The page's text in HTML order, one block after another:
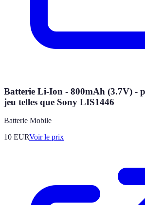
Batterie Li-Ion - 800mAh (3.7V) -
jeu telles que Sony LIS1446
Batterie Mobile
10 EURVoir le prix